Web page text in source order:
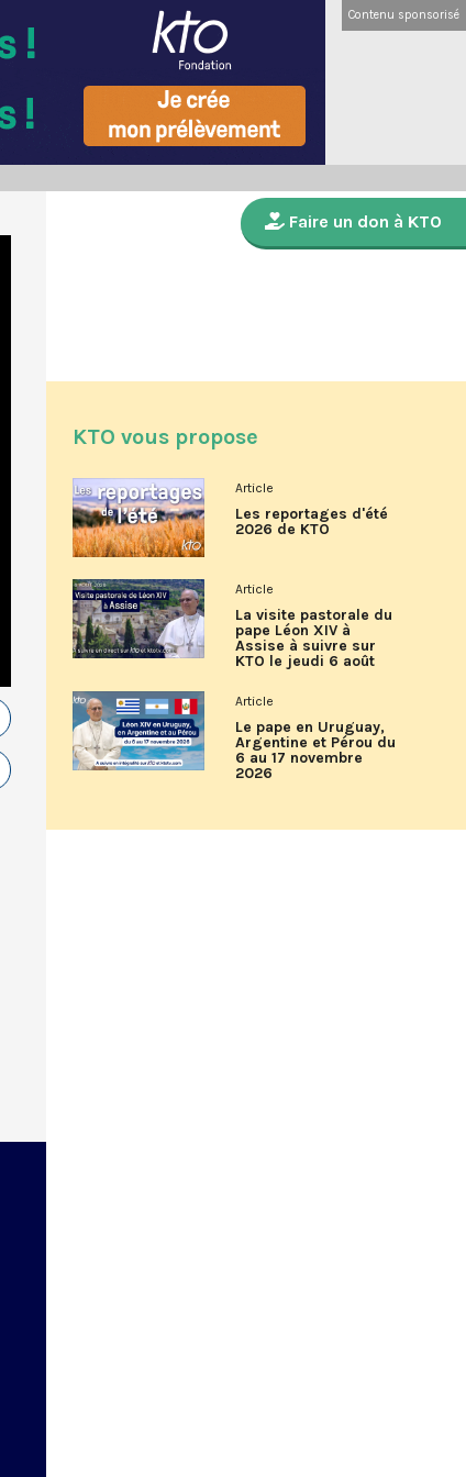
Contenu sponsorisé
Faire un don à KTO
KTO vous propose
Article
Les reportages d'été
2026 de KTO
Article
La visite pastorale du
pape Léon XIV à
Assise à suivre sur
KTO le jeudi 6 août
Article
Le pape en Uruguay,
Argentine et Pérou du
6 au 17 novembre
2026